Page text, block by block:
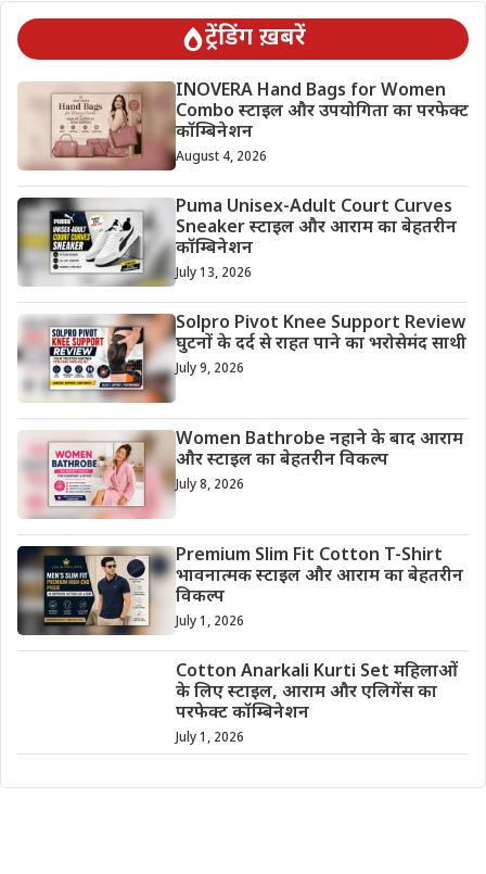
ट्रेंडिंग ख़बरें
INOVERA Hand Bags for Women
Combo स्टाइल और उपयोगिता का परफेक्ट
कॉम्बिनेशन
August 4, 2026
Puma Unisex-Adult Court Curves
Sneaker स्टाइल और आराम का बेहतरीन
कॉम्बिनेशन
July 13, 2026
Solpro Pivot Knee Support Review
घुटनों के दर्द से राहत पाने का भरोसेमंद साथी
July 9, 2026
Women Bathrobe नहाने के बाद आराम
और स्टाइल का बेहतरीन विकल्प
July 8, 2026
Premium Slim Fit Cotton T-Shirt
भावनात्मक स्टाइल और आराम का बेहतरीन
विकल्प
July 1, 2026
Cotton Anarkali Kurti Set महिलाओं
के लिए स्टाइल, आराम और एलिगेंस का
परफेक्ट कॉम्बिनेशन
July 1, 2026